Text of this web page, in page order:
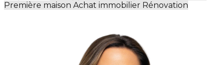
Première maison Achat immobilier Rénovation